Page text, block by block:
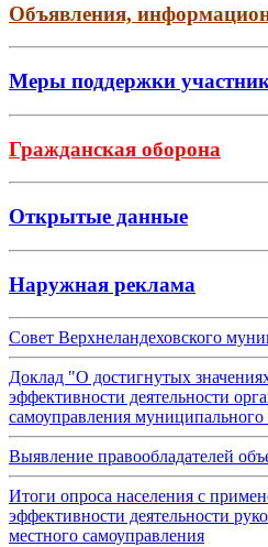
Объявления,
Меры поддержки
Гражданская оборона
Открытые данные
Наружная реклама
Совет Верхнеландеховского
Доклад "О достигнутых
эффективности деятельности
самоуправления муниципального
Выявление правообладателей
Итоги опроса населения с
эффективности деятельности
местного самоуправления